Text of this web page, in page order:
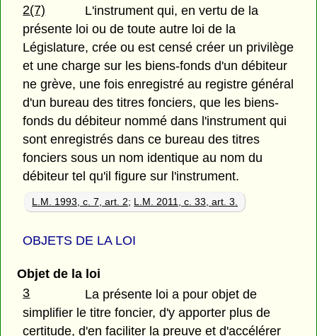
2(7)
L'instrument qui, en vertu de la
présente loi ou de toute autre loi de la
Législature, crée ou est censé créer un privilège
et une charge sur les biens-fonds d'un débiteur
ne grève, une fois enregistré au registre général
d'un bureau des titres fonciers, que les biens-
fonds du débiteur nommé dans l'instrument qui
sont enregistrés dans ce bureau des titres
fonciers sous un nom identique au nom du
débiteur tel qu'il figure sur l'instrument.
L.M. 1993, c. 7, art. 2; L.M. 2011, c. 33, art. 3.
OBJETS DE LA LOI
Objet de la loi
3
La présente loi a pour objet de
simplifier le titre foncier, d'y apporter plus de
certitude, d'en faciliter la preuve et d'accélérer